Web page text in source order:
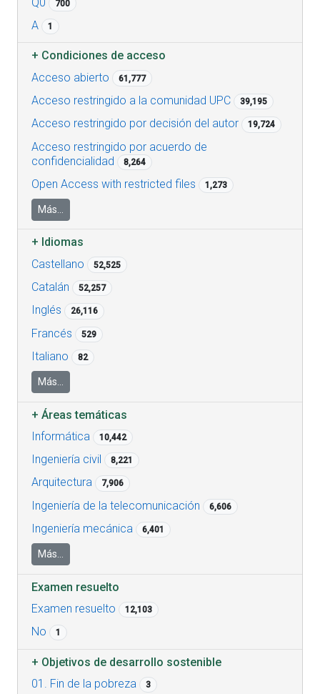
700
A 1
+ Condiciones de acceso
Acceso abierto
61,777
Acceso restringido a la comunidad UPC 39,195
Acceso restringido por decisión del autor 19,724
Acceso restringido por acuerdo de
confidencialidad
8,264
Open Access with restricted files 1,273
Más...
+ Idiomas
Castellano
52,525
Catalán 52,257
Inglés 26,116
Francés 529
Italiano 82
Más...
+Áreas temáticas
Informática
10,442
Ingeniería civil 8,221
Arquitectura 7,906
Ingeniería de la telecomunicación 6,606
Ingeniería mecánica 6,401
Más...
Examen resuelto
Examen resuelto
12,103
No 1
+ Objetivos de desarrollo sostenible
01. Fin de la pobreza
3